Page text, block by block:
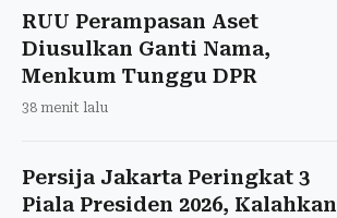
RUU Perampasan Aset
Diusulkan Ganti Nama,
Menkum Tunggu DPR
38 menit lalu
Persija Jakarta Peringkat 3
Piala Presiden 2026, Kalahkan